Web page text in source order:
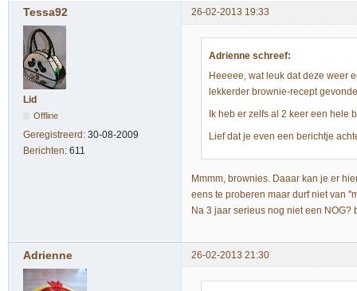
Tessa92 26-02-2013 19:33
Lid
Offline
Geregistreerd: 30-08-2009
Berichten: 611
Adrienne schreef:
Heeeee, wat leuk dat deze weer
lekkerder brownie-recept
Ik heb er zelfs al 2 keer een hele
Lief dat je even een berichtje
Mmmm, brownies. Daaar kan je er
eens te proberen maar durf niet van
Na 3 jaar serieus nog niet een
Adrienne 26-02-2013 21:30